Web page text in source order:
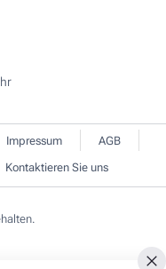
Impressum
AGB
Kontaktieren Sie uns